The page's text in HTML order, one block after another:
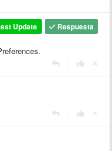
Respuesta
Update